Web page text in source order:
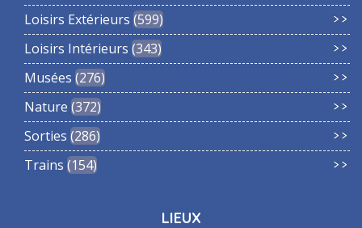
Loisirs Extérieurs 599
Loisirs Intérieurs 343
Musées 276
Nature 372
Sorties 286
Trains 154
LIEUX